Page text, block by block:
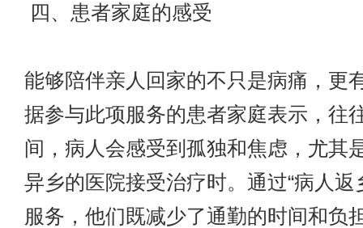
四、患者家庭的感受
能够陪伴亲人回家的不只是病痛，更
据参与此项服务的患者家庭表示，往
间，病人会感受到孤独和焦虑，尤其
异乡的医院接受治疗时。通过“病人返
服务，他们既减少了通勤的时间和负